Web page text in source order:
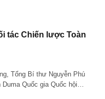
tác Chiến lược Toàn
Tổng Bí thư Nguyễn Phú
Quốc gia Quốc hội…